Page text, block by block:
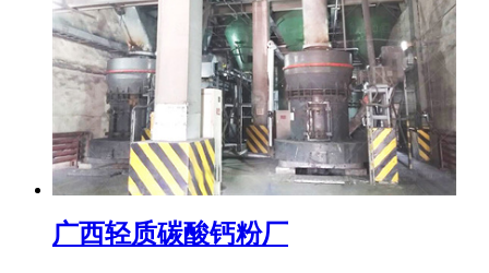
广西轻质碳酸钙粉厂